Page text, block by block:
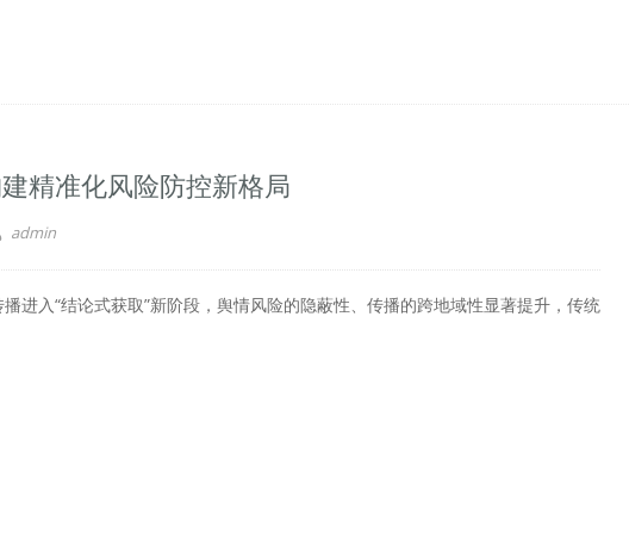
精准化风险防控新格局
admin
进入“结论式获取”新阶段，舆情风险的隐蔽性、传播的跨地域性显著提升，传统